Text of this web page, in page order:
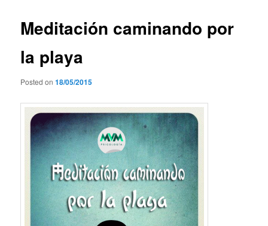
Meditación caminando por
la playa
Posted on18/05/2015